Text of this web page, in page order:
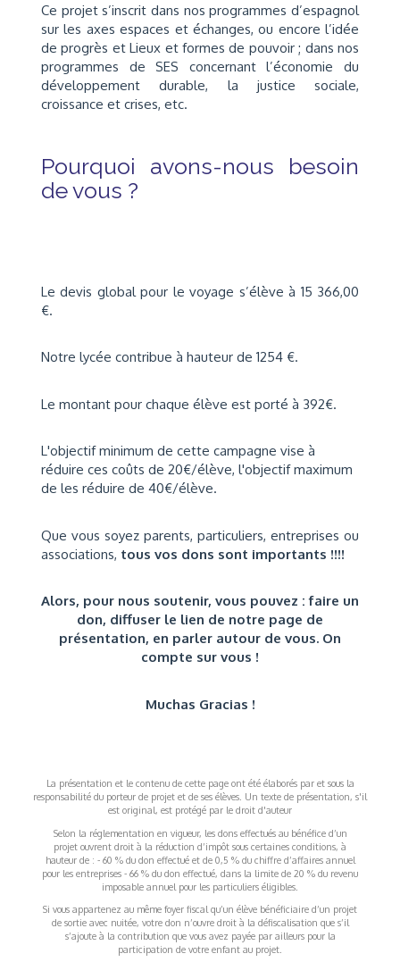
Ce projet s’inscrit dans nos programmes d’espagnol
sur les axes espaces et échanges, ou encore l’idée
de progrès et Lieux et formes de pouvoir ; dans nos
programmes de SES concernant l’économie du
développement durable, la justice sociale,
croissance et crises, etc.
Pourquoi avons-nous besoin
de vous ?
Le devis global pour le voyage s’élève à 15 366,00
€.
Notre lycée contribue à hauteur de 1254 €.
Le montant pour chaque élève est porté à 392€.
L'objectif minimum de cette campagne vise à
réduire ces coûts de 20€/élève, l'objectif maximum
de les réduire de 40€/élève.
Que vous soyez parents, particuliers, entreprises ou
associations, tous vos dons sont importants !!!!
Alors, pour nous soutenir, vous pouvez : faire un
don, diffuser le lien de notre page de
présentation, en parler autour de vous. On
compte sur vous !
Muchas Gracias !
La présentation et le contenu de cette page ont été élaborés par et sous la
responsabilité du porteur de projet et de ses élèves. Un texte de présentation, s'il
est original, est protégé par le droit d'auteur
Selon la réglementation en vigueur, les dons effectués au bénéfice d’un
projet ouvrent droit à la réduction d’impôt sous certaines conditions, à
hauteur de : - 60 % du don effectué et de 0,5 % du chiffre d’affaires annuel
pour les entreprises - 66 % du don effectué, dans la limite de 20 % du revenu
imposable annuel pour les particuliers éligibles.
Si vous appartenez au même foyer fiscal qu’un élève bénéficiaire d’un projet
de sortie avec nuitée, votre don n’ouvre droit à la défiscalisation que s’il
s’ajoute à la contribution que vous avez payée par ailleurs pour la
participation de votre enfant au projet.